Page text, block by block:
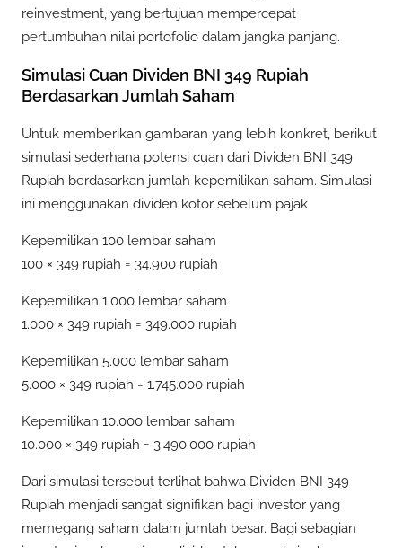
reinvestment, yang bertujuan mempercepat
pertumbuhan nilai portofolio dalam jangka panjang.
Simulasi Cuan Dividen BNI 349 Rupiah
Berdasarkan Jumlah Saham
Untuk memberikan gambaran yang lebih konkret, berikut
simulasi sederhana potensi cuan dari Dividen BNI 349
Rupiah berdasarkan jumlah kepemilikan saham. Simulasi
ini menggunakan dividen kotor sebelum pajak
Kepemilikan 100 lembar saham
100 × 349 rupiah = 34.900 rupiah
Kepemilikan 1.000 lembar saham
1.000 × 349 rupiah = 349.000 rupiah
Kepemilikan 5.000 lembar saham
5.000 × 349 rupiah = 1.745.000 rupiah
Kepemilikan 10.000 lembar saham
10.000 × 349 rupiah = 3.490.000 rupiah
Dari simulasi tersebut terlihat bahwa Dividen BNI 349
Rupiah menjadi sangat signifikan bagi investor yang
memegang saham dalam jumlah besar. Bagi sebagian